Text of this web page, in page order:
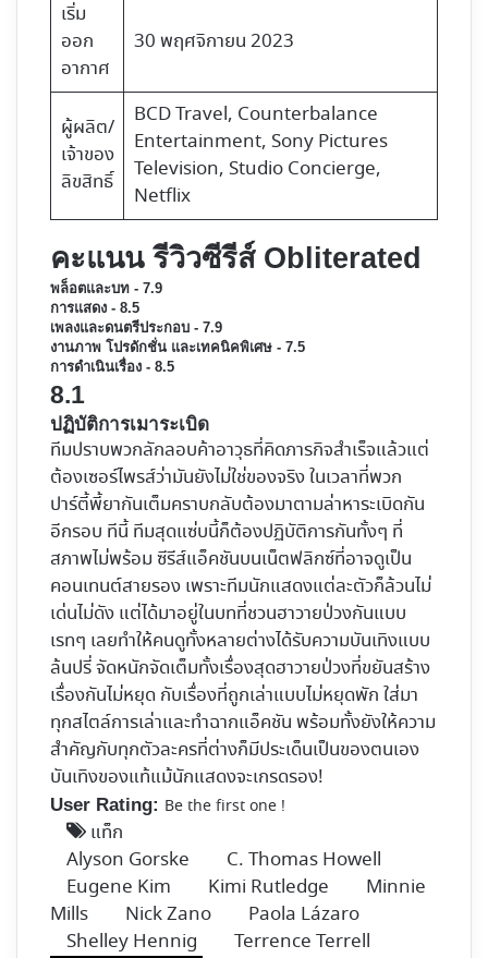
เริ่ม
ออก
อากาศ
30 พฤศจิกายน 2023
ผู้ผลิต/
เจ้าของ
ลิขสิทธิ์
BCD Travel, Counterbalance
Entertainment, Sony Pictures
Television, Studio Concierge,
Netflix
คะแนน รีวิวซีรีส์ Obliterated
พล็อตและบท - 7.9
การแสดง - 8.5
เพลงและดนตรีประกอบ - 7.9
งานภาพ โปรดักชั่น และเทคนิคพิเศษ - 7.5
การดำเนินเรื่อง - 8.5
8.1
ปฏิบัติการเมาระเบิด
ทีมปราบพวกลักลอบค้าอาวุธที่คิดภารกิจสำเร็จแล้วแต่
ต้องเซอร์ไพรส์ว่ามันยังไม่ใช่ของจริง ในเวลาที่พวก
ปาร์ตี้พี้ยากันเต็มคราบกลับต้องมาตามล่าหาระเบิดกัน
อีกรอบ ทีนี้ ทีมสุดแซ่บนี้ก็ต้องปฏิบัติการกันทั้งๆ ที่
สภาพไม่พร้อม ซีรีส์แอ็คชันบนเน็ตฟลิกซ์ที่อาจดูเป็น
คอนเทนต์สายรอง เพราะทีมนักแสดงแต่ละตัวก็ล้วนไม่
เด่นไม่ดัง แต่ได้มาอยู่ในบทที่ชวนฮาวายป่วงกันแบบ
เรทๆ เลยทำให้คนดูทั้งหลายต่างได้รับความบันเทิงแบบ
ล้นปรี่ จัดหนักจัดเต็มทั้งเรื่องสุดฮาวายป่วงที่ขยันสร้าง
เรื่องกันไม่หยุด กับเรื่องที่ถูกเล่าแบบไม่หยุดพัก ใส่มา
ทุกสไตล์การเล่าและทำฉากแอ็คชัน พร้อมทั้งยังให้ความ
สำคัญกับทุกตัวละครที่ต่างก็มีประเด็นเป็นของตนเอง
บันเทิงของแท้แม้นักแสดงจะเกรดรอง!
User Rating: Be the first one !
แท็ก
Alyson Gorske
C. Thomas Howell
Eugene Kim
Kimi Rutledge
Minnie
Mills
Nick Zano
Paola Lázaro
Shelley Hennig
Terrence Terrell